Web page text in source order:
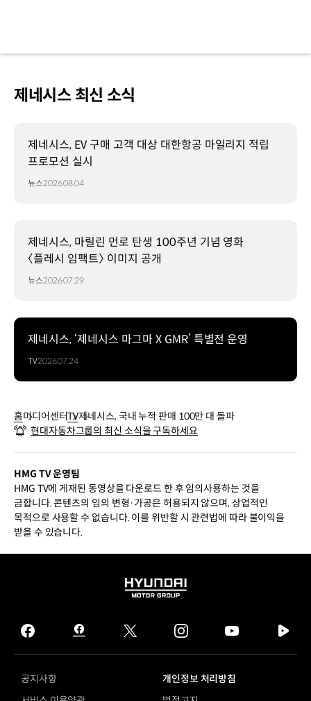
제네시스 최신 소식
제네시스, EV 구매 고객 대상 대한항공 마일리지 적립
프로모션 실시
뉴스2026.08.04
제네시스, 마릴린 먼로 탄생 100주년 기념 영화
〈플레시 임팩트〉 이미지 공개
뉴스2026.07.29
제네시스, ‘제네시스 마그마 X GMR’ 특별전 운영
TV2026.07.24
홈미디어센터TV제네시스, 국내 누적 판매 100만 대 돌파
현대자동차그룹의 최신 소식을 구독하세요
HMG TV 운영팀
HMG TV에 게재된 동영상을 다운로드 한 후 임의사용하는 것을
금합니다. 콘텐츠의 임의 변형·가공은 허용되지 않으며, 상업적인
목적으로 사용할 수 없습니다. 이를 위반할 시 관련법에 따라 불이익을
받을 수 있습니다.
HYUNDAI
GROUP
facebook
hmg
journal
twitter instagram
tv
공지사항
개인정보 처리방침